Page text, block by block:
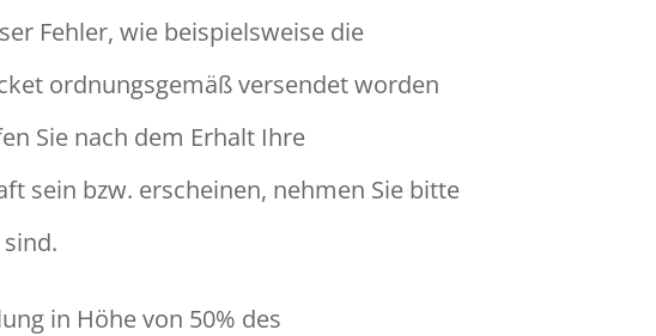
Fehler, wie beispielsweise die
ordnungsgemäß versendet worden
Sie nach dem Erhalt Ihre
sein bzw. erscheinen, nehmen Sie bitte
in Höhe von 50% des